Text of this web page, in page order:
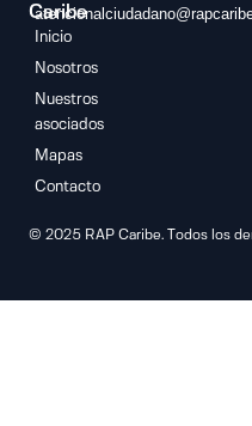
Caribe
Inicio
Nosotros
Nuestros
asociados
Mapas
Contacto
© 2025 RAP Caribe. Todos los